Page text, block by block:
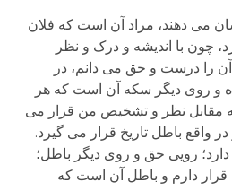
می دهند، مراد آن است که فلان
چون با اندیشه و درک و نظر
را درست و حق می دانم، در
و روی دیگر سکه آن است که هر
مقابل نظر و تشخیص من قرار می
واقع باطل تاریخ قرار می گیرد.
دارد؛ رویی حق و روی دیگر باطل؛
دارم و باطل آن است که